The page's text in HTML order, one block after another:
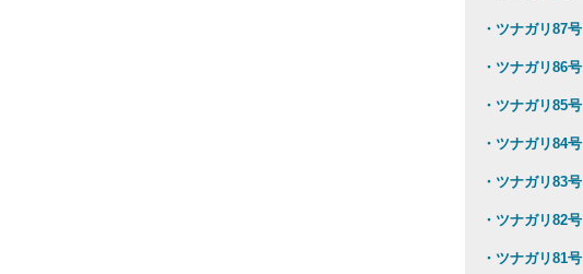
・ツナガリ87号
・ツナガリ86号
・ツナガリ85号
・ツナガリ84号
・ツナガリ83号
・ツナガリ82号
・ツナガリ81号